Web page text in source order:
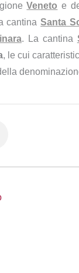
Veneto e
cantinaSanta
. La cantina
, le cui